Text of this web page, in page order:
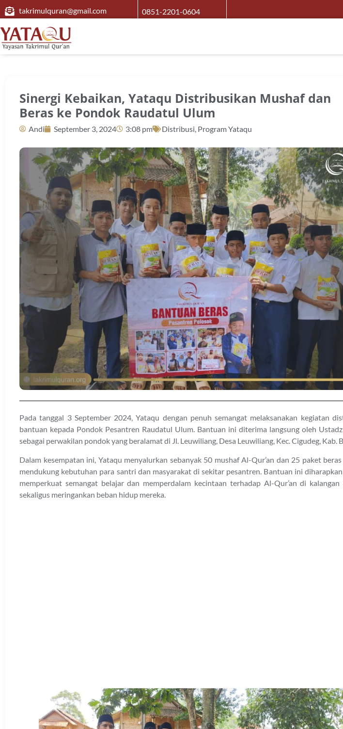
takrimulquran@gmail.com 0851-2201-0604
Sinergi Kebaikan, Yataqu Distribusikan Mushaf dan
Beras ke Pondok Raudatul Ulum
Andi September 3, 2024 3:08 pm Distribusi, Program Yataqu
Pada tanggal 3 September 2024, Yataqu dengan penuh semangat melaksanakan kegiatan
bantuan kepada Pondok Pesantren Raudatul Ulum. Bantuan ini diterima langsung oleh
sebagai perwakilan pondok yang beralamat di Jl. Leuwiliang, Desa Leuwiliang, Kec. Cigudeg, Kab.
Dalam kesempatan ini, Yataqu menyalurkan sebanyak 50 mushaf Al-Qur’an dan 25 paket
mendukung kebutuhan para santri dan masyarakat di sekitar pesantren. Bantuan ini
memperkuat semangat belajar dan memperdalam kecintaan terhadap Al-Qur’an di kalangan
sekaligus meringankan beban hidup mereka.